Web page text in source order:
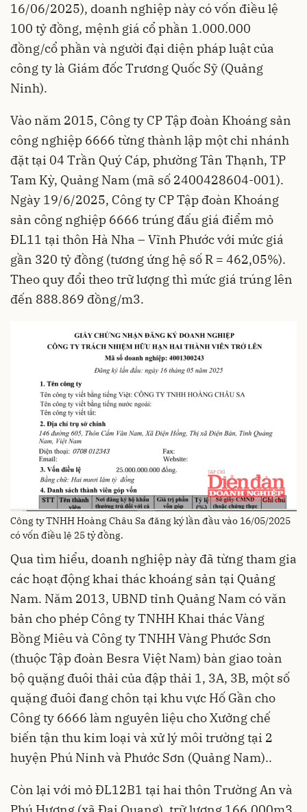
16/06/2025), doanh nghiệp này có vốn điều lệ
100 tỷ đồng, mệnh giá cổ phần 1.000.000
đồng/cổ phần và người đại diện pháp luật của
công ty là Giám đốc Trương Quốc Sỹ (Quảng
Ninh).
Vào năm 2015, Công ty CP Tập đoàn Khoáng sản
công nghiệp 6666 từng thành lập một chi nhánh
đặt tại 04 Trần Quý Cáp, phường Tân Thạnh, TP
Tam Kỳ, Quảng Nam (mã số 2400428604-001).
Ngày 19/6/2025, Công ty CP Tập đoàn Khoáng
sản công nghiệp 6666 trúng đấu giá điểm mỏ
ĐL11 tại thôn Hà Nha – Vĩnh Phước với mức giá
gần 320 tỷ đồng (tương ứng hệ số R = 462,05%).
Theo quy đổi theo trữ lượng thì mức giá trúng lên
đến 888.869 đồng/m3.
Công ty TNHH Hoàng Châu Sa đăng ký lần đầu vào 16/05/2025
có vốn điều lệ 25 tỷ đồng.
Qua tìm hiểu, doanh nghiệp này đã từng tham gia
các hoạt động khai thác khoáng sản tại Quảng
Nam. Năm 2013, UBND tỉnh Quảng Nam có văn
bản cho phép Công ty TNHH Khai thác Vàng
Bồng Miêu và Công ty TNHH Vàng Phước Sơn
(thuộc Tập đoàn Besra Việt Nam) bàn giao toàn
bộ quặng đuôi thải của đập thải 1, 3A, 3B, một số
quặng đuôi đang chôn tại khu vực Hố Gần cho
Công ty 6666 làm nguyên liệu cho Xưởng chế
biến tận thu kim loại và xử lý môi trường tại 2
huyện Phú Ninh và Phước Sơn (Quảng Nam)..
Còn lại với mỏ ĐL12B1 tại hai thôn Trường An và